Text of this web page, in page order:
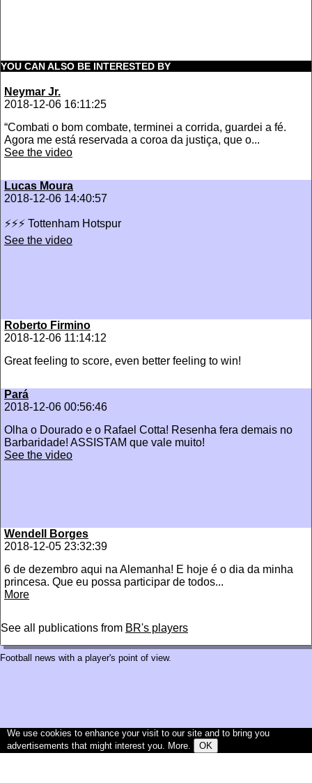
YOU CAN ALSO BE INTERESTED BY
Neymar Jr.
2018-12-06 16:11:25
“Combati o bom combate, terminei a corrida, guardei a fé.
Agora me está reservada a coroa da justiça, que o...
See the video
Lucas Moura
2018-12-06 14:40:57
⚡️⚡️⚡️ Tottenham Hotspur
See the video
Roberto Firmino
2018-12-06 11:14:12
Great feeling to score, even better feeling to win!
Pará
2018-12-06 00:56:46
Olha o Dourado e o Rafael Cotta! Resenha fera demais no
Barbaridade! ASSISTAM que vale muito!
See the video
Wendell Borges
2018-12-05 23:32:39
6 de dezembro aqui na Alemanha! E hoje é o dia da minha
princesa. Que eu possa participar de todos...
More
See all publications from BR's players
Football news with a player's point of view.
We use cookies to enhance your visit to our site and to bring you
advertisements that might interest you. More. OK